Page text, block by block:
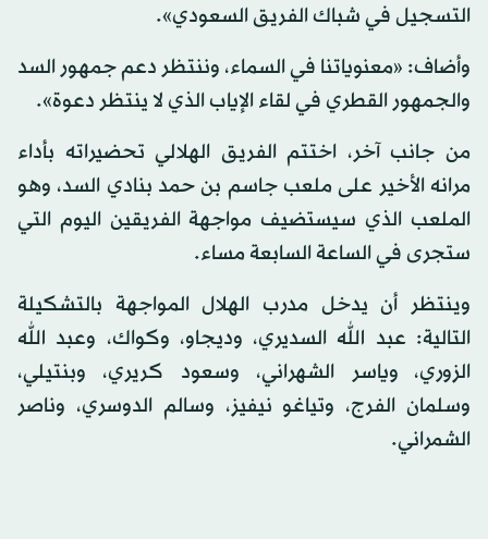
التسجيل في شباك الفريق السعودي».
وأضاف: «معنوياتنا في السماء، وننتظر دعم جمهور السد
والجمهور القطري في لقاء الإياب الذي لا ينتظر دعوة».
من جانب آخر، اختتم الفريق الهلالي تحضيراته بأداء
مرانه الأخير على ملعب جاسم بن حمد بنادي السد، وهو
الملعب الذي سيستضيف مواجهة الفريقين اليوم التي
ستجرى في الساعة السابعة مساء.
وينتظر أن يدخل مدرب الهلال المواجهة بالتشكيلة
التالية: عبد الله السديري، وديجاو، وكواك، وعبد الله
الزوري، وياسر الشهراني، وسعود كريري، وبنتيلي،
وسلمان الفرج، وتياغو نيفيز، وسالم الدوسري، وناصر
الشمراني.